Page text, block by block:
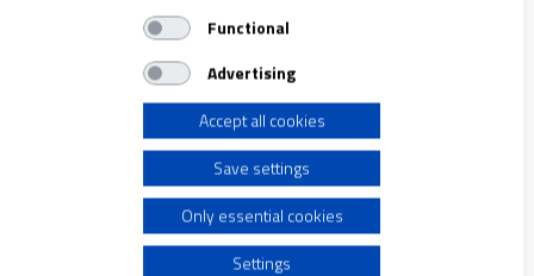
VOX y PP se enzarzan por el desalojo de la
catedral de Granada debido al coronavirus
IAB processing purposes:
Use limited data to select advertising
Create profiles for personalised advertising
Use profiles to select personalised advertising
Functional
Advertising
Accept all cookies
Save settings
Only essential cookies
Settings